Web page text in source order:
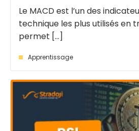
Le MACD est l’un des
technique les plus utilisés en
permet [...]
Apprentissage